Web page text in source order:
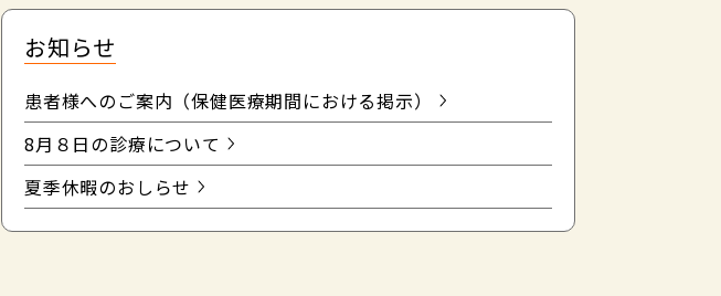
お知らせ
患者様へのご案内（保健医療期間における掲示）
8月８日の診療について
夏季休暇のおしらせ